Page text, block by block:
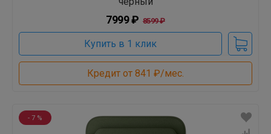
7999 ₽ 8599 ₽
Купить в 1 клик
Кредит от 841 ₽/мес.
- 7 %